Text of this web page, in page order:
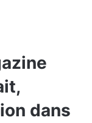
dans